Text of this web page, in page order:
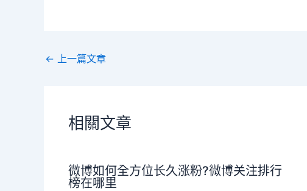
← 上一篇文章
相關文章
微博如何全方位长久涨粉?微博关注排行
榜在哪里